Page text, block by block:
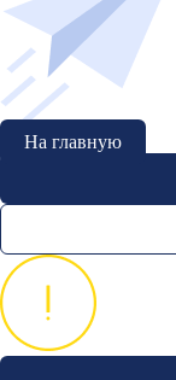
На главную